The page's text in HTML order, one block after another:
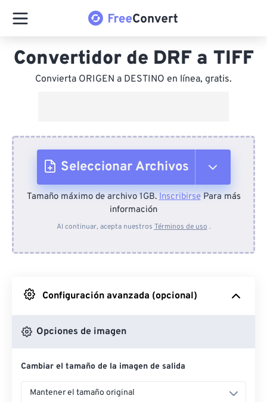
Convertidor de DRF a TIFF
Convierta ORIGEN a DESTINO en línea, gratis.
Seleccionar Archivos
Desde el dispositivo
Desde Google Drive
Desde OneDrive
Desde URL
Tamaño máximo de archivo 1GB.InscribirsePara más
información
Al continuar, acepta nuestros Términos de uso .
Configuración avanzada (opcional)
Opciones de imagen
Cambiar el tamaño de la imagen de salida
Mantener el tamaño original